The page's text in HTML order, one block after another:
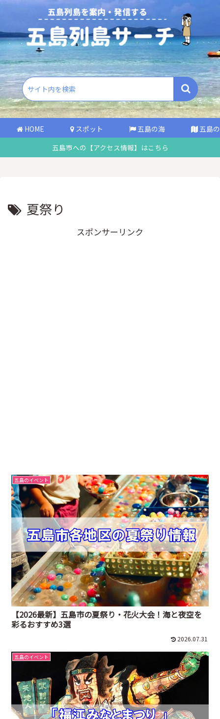
HOME スポット 五島の海
五島
五島市への【アクセス情報】はこちら
夏祭り
スポンサーリンク
五島のイベント
【2026最新】五島市の夏祭り・花火大会！海と夜空を
彩るおすすめ3選
2026.07.31
五島のイベント